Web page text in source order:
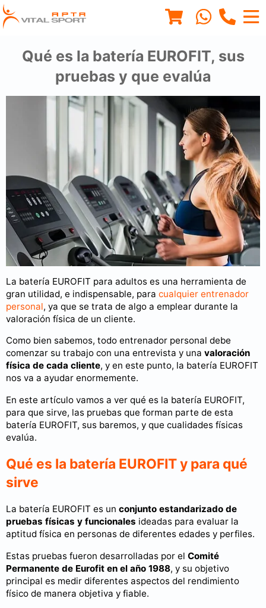
Qué es la batería EUROFIT, sus
pruebas y que evalúa
La batería EUROFIT para adultos es una herramienta de
gran utilidad, e indispensable, para cualquier entrenador
personal, ya que se trata de algo a emplear durante la
valoración física de un cliente.
Como bien sabemos, todo entrenador personal debe
comenzar su trabajo con una entrevista y una valoración
física de cada cliente, y en este punto, la batería EUROFIT
nos va a ayudar enormemente.
En este artículo vamos a ver qué es la batería EUROFIT,
para que sirve, las pruebas que forman parte de esta
batería EUROFIT, sus baremos, y que cualidades físicas
evalúa.
Qué es la batería EUROFIT y para qué
sirve
La batería EUROFIT es un conjunto estandarizado de
pruebas físicas y funcionales ideadas para evaluar la
aptitud física en personas de diferentes edades y perfiles.
Estas pruebas fueron desarrolladas por el Comité
Permanente de Eurofit en el año 1988, y su objetivo
principal es medir diferentes aspectos del rendimiento
físico de manera objetiva y fiable.